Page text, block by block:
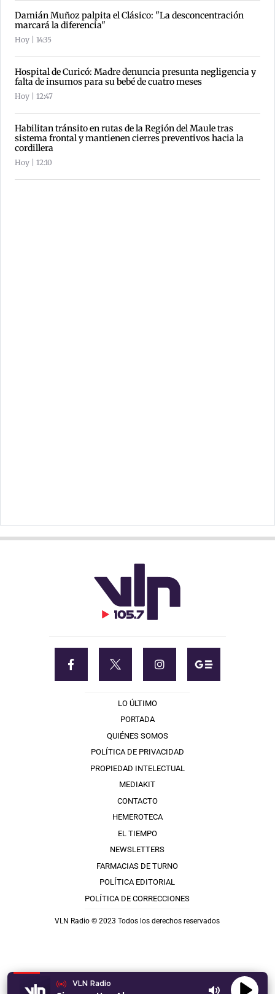
Damián Muñoz palpita el Clásico: "La desconcentración
marcará la diferencia"
Hoy | 14:35
Hospital de Curicó: Madre denuncia presunta negligencia y
falta de insumos para su bebé de cuatro meses
Hoy | 12:47
Habilitan tránsito en rutas de la Región del Maule tras
sistema frontal y mantienen cierres preventivos hacia la
cordillera
Hoy | 12:10
VLN Radio
LO ÚLTIMO
PORTADA
QUIÉNES SOMOS
POLÍTICA DE PRIVACIDAD
PROPIEDAD INTELECTUAL
MEDIAKIT
CONTACTO
HEMEROTECA
EL TIEMPO
NEWSLETTERS
FARMACIAS DE TURNO
POLÍTICA EDITORIAL
POLÍTICA DE CORRECCIONES
VLN Radio © 2023 Todos los derechos reservados